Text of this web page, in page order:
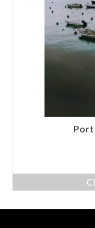
Port